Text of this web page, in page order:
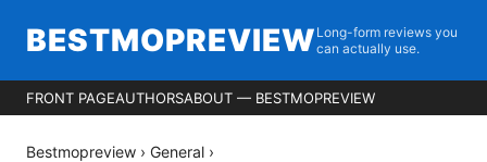
BESTMOPREVIEW Long-form reviews you
can actually use.
FRONT PAGEAUTHORSABOUT — BESTMOPREVIEW
Bestmopreview › General ›